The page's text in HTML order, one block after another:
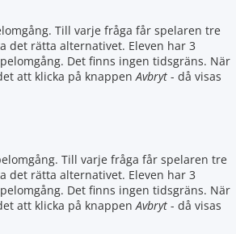
Till varje fråga får spelaren tre
det rätta alternativet. Eleven har 3
Det finns ingen tidsgräns. När
att klicka på knappenAvbryt - då visas
Till varje fråga får spelaren tre
det rätta alternativet. Eleven har 3
Det finns ingen tidsgräns. När
att klicka på knappenAvbryt - då visas